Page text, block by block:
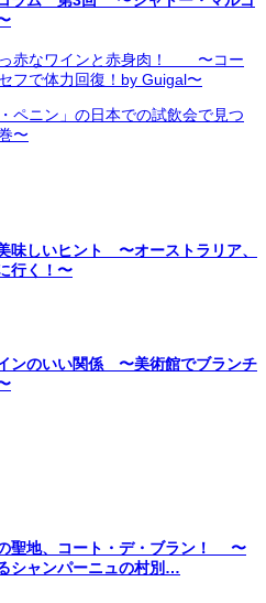
赤なワインと赤身肉！ 〜コー
フで体力回復！by Guigal〜
ペニン」の日本での試飲会で見つ
〜
味しいヒント 〜オーストラリア、
行く！〜
ンのいい関係 〜美術館でブランチ
の聖地、コート・デ・ブラン！ 〜
シャンパーニュの村別…